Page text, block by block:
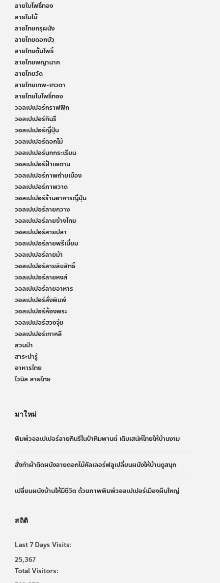
ลายใบโพธิ์ทอง
ลายใบไม้
ลายไทยกรุผนัง
ลายไทยดอกบัว
ลายไทยต้นโพธิ์
ลายไทยพญานาค
ลายไทยวัด
ลายไทยเทพ-เทวดา
ลายไทยใบโพธิ์ทอง
วอลเปเปอร์กราฟฟิก
วอลเปเปอร์กินรี
วอลเปเปอร์ญี่ปุ่น
วอลเปเปอร์ดอกไม้
วอลเปเปอร์นกกระเรียน
วอลเปเปอร์ฝ้าเพดาน
วอลเปเปอร์ภาพถ่ายเมือง
วอลเปเปอร์ภาพวาด
วอลเปเปอร์ร้านอาหารญี่ปุ่น
วอลเปเปอร์ลายกวาง
วอลเปเปอร์ลายข้างไทย
วอลเปเปอร์ลายปลา
วอลเปเปอร์ลายพรีเมี่ยม
วอลเปเปอร์ลายม้า
วอลเปเปอร์ลายลิขสิทธิ์
วอลเปเปอร์ลายหงส์
วอลเปเปอร์ลายอาหาร
วอลเปเปอร์สั่งพิมพ์
วอลเปเปอร์ห้องพระ
วอลเปเปอร์ฮวงจุ้ย
วอลเปเปอร์เกาหลี
สวนป่า
สาระน่ารู้
อาหารไทย
ไวนิล ลายไทย
มาใหม่
พิมพ์วอลเปเปอร์ลายกินรีในป่าหิมพานต์ เติมเสน่ห์ไทยให้บ้านงาม
สั่งทำผ้าติดผนังลายดอกไม้คัลเลอร์ฟลูเปลี่ยนผนังให้บ้านดูสนุก
เปลี่ยนผนังบ้านให้มีชีวิต ด้วยภาพพิมพ์วอลเปเปอร์เมืองผืนใหญ่
สถิติ
Last 7 Days Visits:
25,367
Total Visitors: